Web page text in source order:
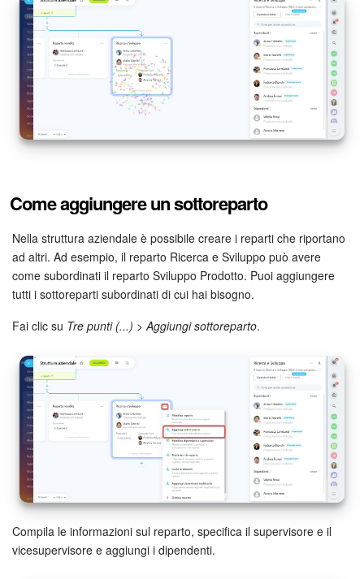
Come aggiungere un sottoreparto
Nella struttura aziendale è possibile creare i reparti che riportano
ad altri. Ad esempio, il reparto Ricerca e Sviluppo può avere
come subordinati il ​​reparto Sviluppo Prodotto. Puoi aggiungere
tutti i sottoreparti subordinati di cui hai bisogno.
Fai clic su Tre punti (...) > Aggiungi sottoreparto.
Compila le informazioni sul reparto, specifica il supervisore e il
vicesupervisore e aggiungi i dipendenti.